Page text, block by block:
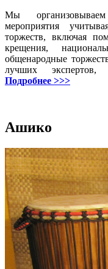
Мы
мероприятия
торжеств, включая
крещения,
общенародные
лучших экспертов,
Подробнее >>>
Ашико